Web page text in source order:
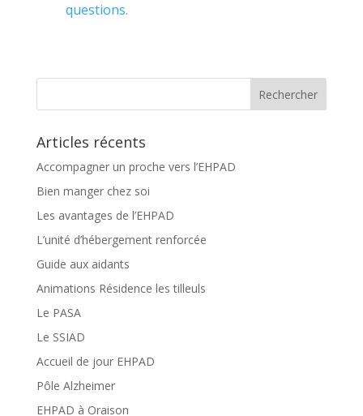
questions.
Articles récents
Accompagner un proche vers l’EHPAD
Bien manger chez soi
Les avantages de l’EHPAD
L’unité d’hébergement renforcée
Guide aux aidants
Animations Résidence les tilleuls
Le PASA
Le SSIAD
Accueil de jour EHPAD
Pôle Alzheimer
EHPAD à Oraison